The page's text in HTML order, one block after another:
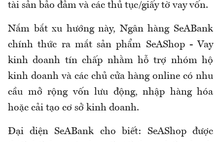
tài sản bảo đảm và các thủ tục/giấy tờ vay vốn.
Nắm bắt xu hướng này, Ngân hàng SeABank
chính thức ra mắt sản phẩm SeAShop - Vay
kinh doanh tín chấp nhằm hỗ trợ nhóm hộ
kinh doanh và các chủ cửa hàng online có nhu
cầu mở rộng vốn lưu động, nhập hàng hóa
hoặc cải tạo cơ sở kinh doanh.
Đại diện SeABank cho biết: SeAShop được